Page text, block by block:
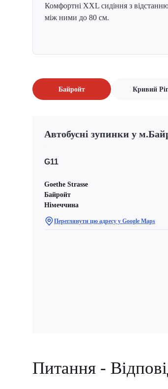
Комфортні XXL сидіння з
між ними до 80 см.
Байройт Кривий Ріг
Автобусні зупинки у
G11
Goethe Strasse
Байройт
Німеччина
Переглянути цю адресу у Google Maps
Питання -